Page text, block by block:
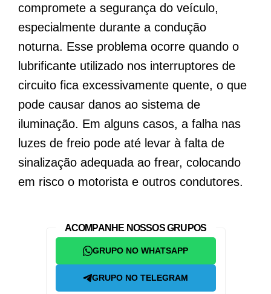
compromete a segurança do veículo,
especialmente durante a condução
noturna. Esse problema ocorre quando o
lubrificante utilizado nos interruptores de
circuito fica excessivamente quente, o que
pode causar danos ao sistema de
iluminação. Em alguns casos, a falha nas
luzes de freio pode até levar à falta de
sinalização adequada ao frear, colocando
em risco o motorista e outros condutores.
ACOMPANHE NOSSOS GRUPOS
GRUPO NO WHATSAPP
GRUPO NO TELEGRAM